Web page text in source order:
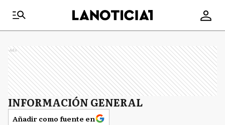
Ads
INFORMACIÓN GENERAL
Añadir como fuente en